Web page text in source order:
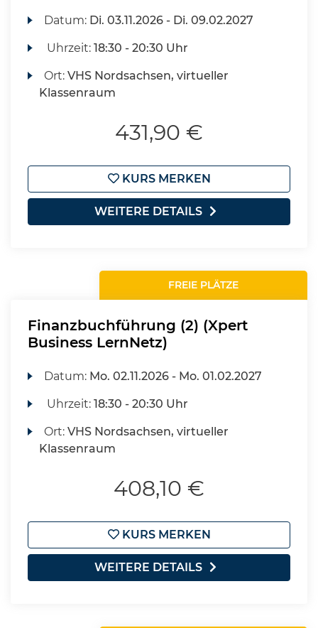
Datum: Di. 03.11.2026 - Di. 09.02.2027
Uhrzeit:18:30 - 20:30 Uhr
Ort:VHS Nordsachsen, virtueller
Klassenraum
431,90 €
KURS MERKEN
WEITERE DETAILS
FREIE PLÄTZE
Finanzbuchführung (2) (Xpert
Business LernNetz)
Datum: Mo. 02.11.2026 - Mo. 01.02.2027
Uhrzeit:18:30 - 20:30 Uhr
Ort:VHS Nordsachsen, virtueller
Klassenraum
408,10 €
KURS MERKEN
WEITERE DETAILS